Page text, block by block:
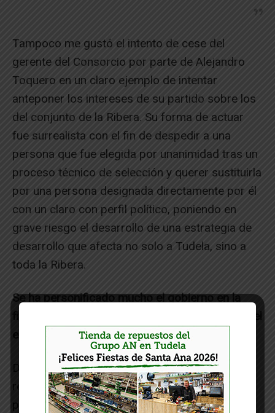
Tampoco me gustó el intento de cese del
gerente del Consorcio por parte de Alejandro
Toquero en un claro ejemplo de intentar
anteponer los intereses de su partido sobre los
del conjunto de la Ribera. Su forma de actuar
fue surrealista con el fin de despedir a una
persona que fue elegida por unanimidad tras un
proceso técnico de selección y querer sustituirla
por una persona designada directamente por él
con un claro con perfil político, poniendo en
grave riesgo el desarrollo de una estrategia de
desarrollo que afecta no solo a Tudela, sino a
toda la Ribera.
Se ha personificado mucho el gobierno en la
equipo de gobierno?
Detectó inexperiencia en puestos de
responsabilidad y fallos que se cometen. El
presidente de la Mancomunidad, Fernando